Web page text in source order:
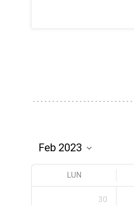
LUN
30